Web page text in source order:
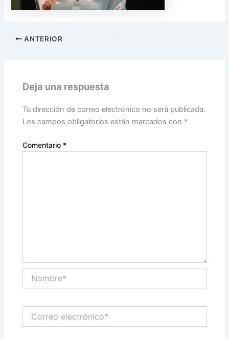
ANTERIOR
Deja una respuesta
Tu dirección de correo electrónico no será publicada.
Los campos obligatorios están marcados con *
Comentario *
electrónico*